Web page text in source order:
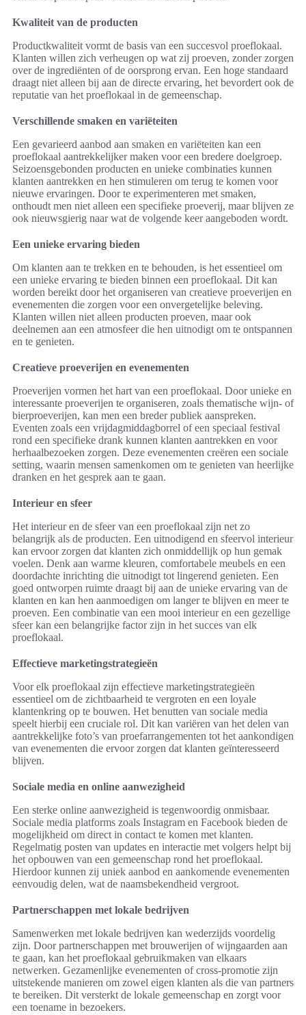
Kwaliteit van de producten
Productkwaliteit vormt de basis van een succesvol proeflokaal.
Klanten willen zich verheugen op wat zij proeven, zonder zorgen
over de ingrediënten of de oorsprong ervan. Een hoge standaard
draagt niet alleen bij aan de directe ervaring, het bevordert ook de
reputatie van het proeflokaal in de gemeenschap.
Verschillende smaken en variëteiten
Een gevarieerd aanbod aan smaken en variëteiten kan een
proeflokaal aantrekkelijker maken voor een bredere doelgroep.
Seizoensgebonden producten en unieke combinaties kunnen
klanten aantrekken en hen stimuleren om terug te komen voor
nieuwe ervaringen. Door te experimenteren met smaken,
onthoudt men niet alleen een specifieke proeverij, maar blijven ze
ook nieuwsgierig naar wat de volgende keer aangeboden wordt.
Een unieke ervaring bieden
Om klanten aan te trekken en te behouden, is het essentieel om
een unieke ervaring te bieden binnen een proeflokaal. Dit kan
worden bereikt door het organiseren van creatieve proeverijen en
evenementen die zorgen voor een onvergetelijke beleving.
Klanten willen niet alleen producten proeven, maar ook
deelnemen aan een atmosfeer die hen uitnodigt om te ontspannen
en te genieten.
Creatieve proeverijen en evenementen
Proeverijen vormen het hart van een proeflokaal. Door unieke en
interessante proeverijen te organiseren, zoals thematische wijn- of
bierproeverijen, kan men een breder publiek aanspreken.
Eventen zoals een vrijdagmiddagborrel of een speciaal festival
rond een specifieke drank kunnen klanten aantrekken en voor
herhaalbezoeken zorgen. Deze evenementen creëren een sociale
setting, waarin mensen samenkomen om te genieten van heerlijke
dranken en het gesprek aan te gaan.
Interieur en sfeer
Het interieur en de sfeer van een proeflokaal zijn net zo
belangrijk als de producten. Een uitnodigend en sfeervol interieur
kan ervoor zorgen dat klanten zich onmiddellijk op hun gemak
voelen. Denk aan warme kleuren, comfortabele meubels en een
doordachte inrichting die uitnodigt tot lingerend genieten. Een
goed ontworpen ruimte draagt bij aan de unieke ervaring van de
klanten en kan hen aanmoedigen om langer te blijven en meer te
proeven. Een combinatie van een mooi interieur en een gezellige
sfeer kan een belangrijke factor zijn in het succes van elk
proeflokaal.
Effectieve marketingstrategieën
Voor elk proeflokaal zijn effectieve marketingstrategieën
essentieel om de zichtbaarheid te vergroten en een loyale
klantenkring op te bouwen. Het benutten van sociale media
speelt hierbij een cruciale rol. Dit kan variëren van het delen van
aantrekkelijke foto’s van proefarrangementen tot het aankondigen
van evenementen die ervoor zorgen dat klanten geïnteresseerd
blijven.
Sociale media en online aanwezigheid
Een sterke online aanwezigheid is tegenwoordig onmisbaar.
Sociale media platforms zoals Instagram en Facebook bieden de
mogelijkheid om direct in contact te komen met klanten.
Regelmatig posten van updates en interactie met volgers helpt bij
het opbouwen van een gemeenschap rond het proeflokaal.
Hierdoor kunnen zij uniek aanbod en aankomende evenementen
eenvoudig delen, wat de naamsbekendheid vergroot.
Partnerschappen met lokale bedrijven
Samenwerken met lokale bedrijven kan wederzijds voordelig
zijn. Door partnerschappen met brouwerijen of wijngaarden aan
te gaan, kan het proeflokaal gebruikmaken van elkaars
netwerken. Gezamenlijke evenementen of cross-promotie zijn
uitstekende manieren om zowel eigen klanten als die van partners
te bereiken. Dit versterkt de lokale gemeenschap en zorgt voor
een toename in bezoekers.